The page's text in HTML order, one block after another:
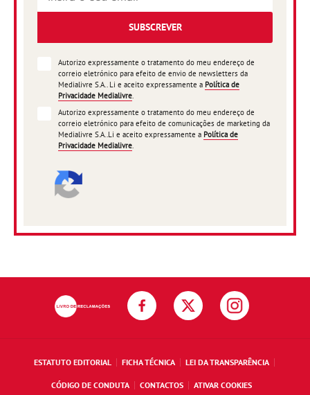
SUBSCREVER
Autorizo expressamente o tratamento do meu endereço de
correio eletrónico para efeito de envio de newsletters da
Medialivre S.A.. Li e aceito expressamente a Política de
Privacidade Medialivre.
Autorizo expressamente o tratamento do meu endereço de
correio eletrónico para efeito de comunicações de marketing da
Medialivre S.A..Li e aceito expressamente a Política de
Privacidade Medialivre.
ESTATUTO EDITORIAL FICHA TÉCNICA LEI DA TRANSPARÊNCIA
CÓDIGO DE CONDUTA CONTACTOS ATIVAR COOKIES